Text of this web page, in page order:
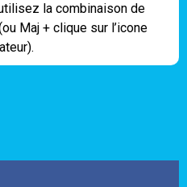
la combinaison de
Maj + clique sur l’icone